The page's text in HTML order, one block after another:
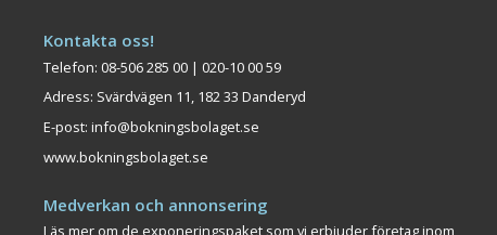
Kontakta oss!
Telefon: 08-506 285 00 | 020-10 00 59
Adress: Svärdvägen 11, 182 33 Danderyd
E-post: info@bokningsbolaget.se
www.bokningsbolaget.se
Medverkan och annonsering
Läs mer om de exponeringspaket som vi erbjuder företag inom